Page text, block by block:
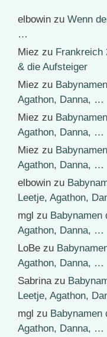
elbowin zu Wenn
…
Miez zu Frankreich
& die Aufsteiger
Miez zu
Agathon, Danna, …
Miez zu
Agathon, Danna, …
Miez zu
Agathon, Danna, …
elbowin zu
Leetje, Agathon,
mgl zu Babynamen
Agathon, Danna, …
LoBe zu
Agathon, Danna, …
Sabrinazu
Leetje, Agathon,
mgl zu Babynamen
Agathon, Danna, …